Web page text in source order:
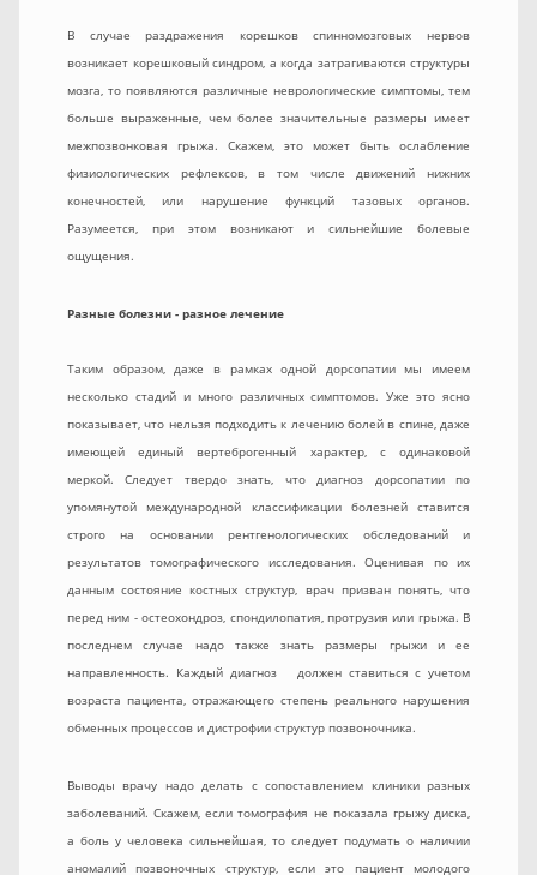
В случае раздражения корешков спинномозговых нервов
возникает корешковый синдром, а когда затрагиваются структуры
мозга, то появляются различные неврологические симптомы, тем
больше выраженные, чем более значительные размеры имеет
межпозвонковая грыжа. Скажем, это может быть ослабление
физиологических рефлексов, в том числе движений нижних
конечностей, или нарушение функций тазовых органов.
Разумеется, при этом возникают и сильнейшие болевые
ощущения.
Разные болезни - разное лечение
Таким образом, даже в рамках одной дорсопатии мы имеем
несколько стадий и много различных симптомов. Уже это ясно
показывает, что нельзя подходить к лечению болей в спине, даже
имеющей единый вертеброгенный характер, с одинаковой
меркой. Следует твердо знать, что диагноз дорсопатии по
упомянутой международной классификации болезней ставится
строго на основании рентгенологических обследований и
результатов томографического исследования. Оценивая по их
данным состояние костных структур, врач призван понять, что
перед ним - остеохондроз, спондилопатия, протрузия или грыжа. В
последнем случае надо также знать размеры грыжи и ее
направленность. Каждый диагноз должен ставиться с учетом
возраста пациента, отражающего степень реального нарушения
обменных процессов и дистрофии структур позвоночника.
Выводы врачу надо делать с сопоставлением клиники разных
заболеваний. Скажем, если томография не показала грыжу диска,
а боль у человека сильнейшая, то следует подумать о наличии
аномалий позвоночных структур, если это пациент молодого